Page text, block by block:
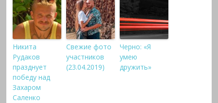
Никита
Рудаков
празднует
победу над
Захаром
Саленко
Свежие фото
участников
(23.04.2019)
Черно: «Я
умею
дружить»